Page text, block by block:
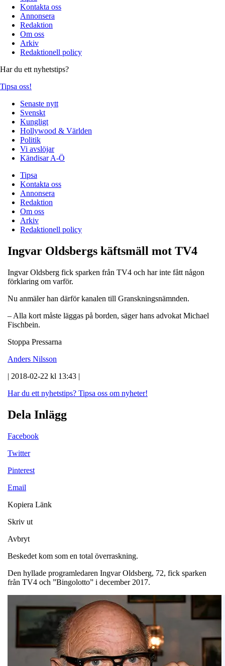
Kontakta oss
Annonsera
Redaktion
Om oss
Arkiv
Redaktionell policy
Har du ett nyhetstips?
Tipsa oss!
Senaste nytt
Svenskt
Kungligt
Hollywood & Världen
Politik
Vi avslöjar
Kändisar A-Ö
Tipsa
Kontakta oss
Annonsera
Redaktion
Om oss
Arkiv
Redaktionell policy
Ingvar Oldsbergs käftsmäll mot TV4
Ingvar Oldsberg fick sparken från TV4 och har inte fått någon
förklaring om varför.
Nu anmäler han därför kanalen till Granskningsnämnden.
– Alla kort måste läggas på borden, säger hans advokat Michael
Fischbein.
Stoppa Pressarna
Anders Nilsson
| 2018-02-22 kl 13:43 |
Har du ett nyhetstips? Tipsa oss om nyheter!
Dela Inlägg
Facebook
Twitter
Pinterest
Email
Kopiera Länk
Skriv ut
Avbryt
Beskedet kom som en total överraskning.
Den hyllade programledaren Ingvar Oldsberg, 72, fick sparken
från TV4 och ”Bingolotto” i december 2017.